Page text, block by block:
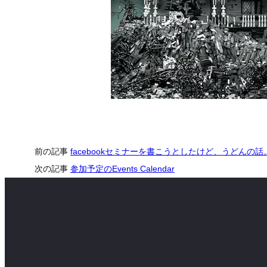
前の記事 facebookセミナーを書こうとしたけど、うどんの話
次の記事 参加予定のEvents Calendar